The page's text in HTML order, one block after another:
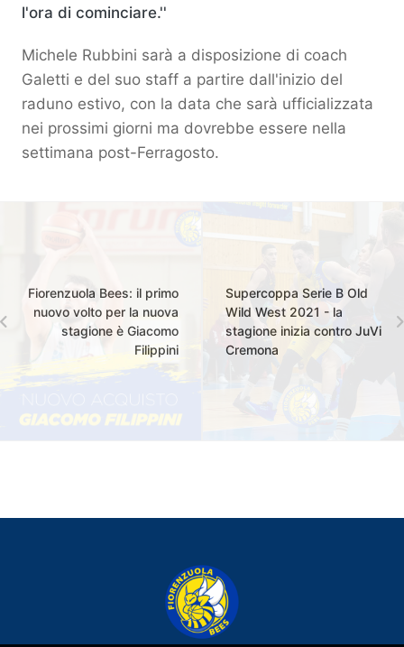
l'ora di cominciare.''
Michele Rubbini sarà a disposizione di coach
Galetti e del suo staff a partire dall'inizio del
raduno estivo, con la data che sarà ufficializzata
nei prossimi giorni ma dovrebbe essere nella
settimana post-Ferragosto.
Fiorenzuola Bees: il primo
nuovo volto per la nuova
stagione è Giacomo
Filippini
Supercoppa Serie B Old
Wild West 2021 - la
stagione inizia contro JuVi
Cremona